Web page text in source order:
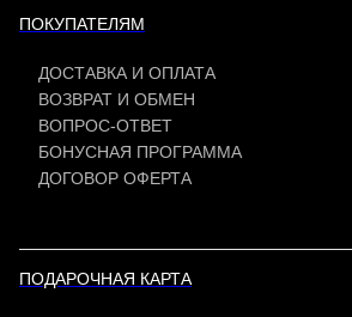
ПОКУПАТЕЛЯМ
ДОСТАВКА И ОПЛАТА
ВОЗВРАТ И ОБМЕН
ВОПРОС-ОТВЕТ
БОНУСНАЯ ПРОГРАММА
ДОГОВОР ОФЕРТА
ПОДАРОЧНАЯ КАРТА